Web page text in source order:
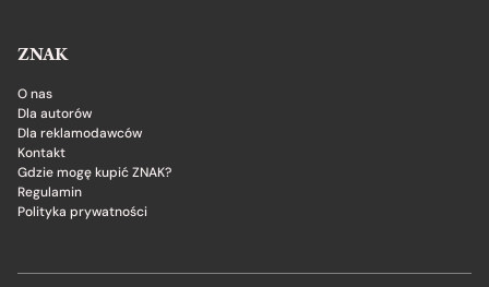
ZNAK
O nas
Dla autorów
Dla reklamodawców
Kontakt
Gdzie mogę kupić ZNAK?
Regulamin
Polityka prywatności